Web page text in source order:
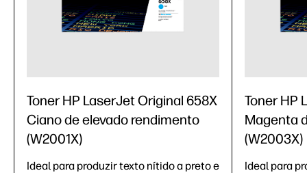
Toner HP LaserJet Original 658X
Ciano de elevado rendimento
(W2001X)
Ideal para produzir texto nítido a preto e
Toner HP
Magenta
(W2003X)
Ideal para